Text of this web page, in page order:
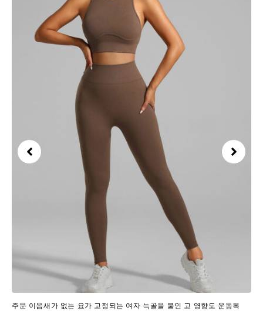
주문 이음새가 없는 요가 고정되는 여자 늑골을 붙인 고 영향도 운동복